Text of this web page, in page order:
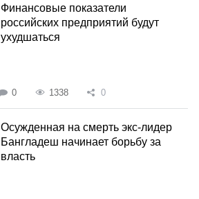
Финансовые показатели
российских предприятий будут
ухудшаться
0 1338 0
Осужденная на смерть экс-лидер
Бангладеш начинает борьбу за
власть